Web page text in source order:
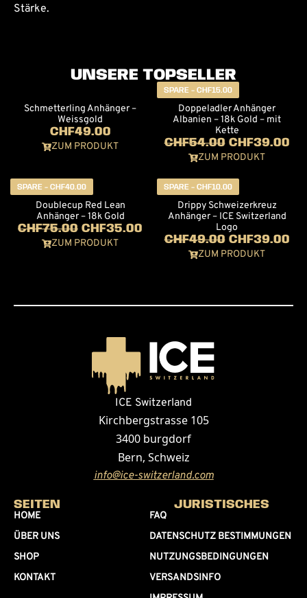
Stärke.
UNSERE TOPSELLER
Schmetterling Anhänger –
Weissgold
CHF49.00
ZUM PRODUKT
SPARE - CHF15.00
Doppeladler Anhänger
Albanien – 18k Gold – mit
Kette
CHF54.00 CHF39.00
ZUM PRODUKT
SPARE - CHF40.00
Doublecup Red Lean
Anhänger – 18k Gold
CHF75.00 CHF35.00
ZUM PRODUKT
SPARE - CHF10.00
Drippy Schweizerkreuz
Anhänger – ICE Switzerland
Logo
CHF49.00 CHF39.00
ZUM PRODUKT
ICE Switzerland
Kirchbergstrasse 105
3400 burgdorf
Bern, Schweiz
info@ice-switzerland.com
SEITEN
HOME
ÜBER UNS
SHOP
KONTAKT
JURISTISCHES
FAQ
DATENSCHUTZ BESTIMMUNGEN
NUTZUNGSBEDINGUNGEN
VERSANDSINFO